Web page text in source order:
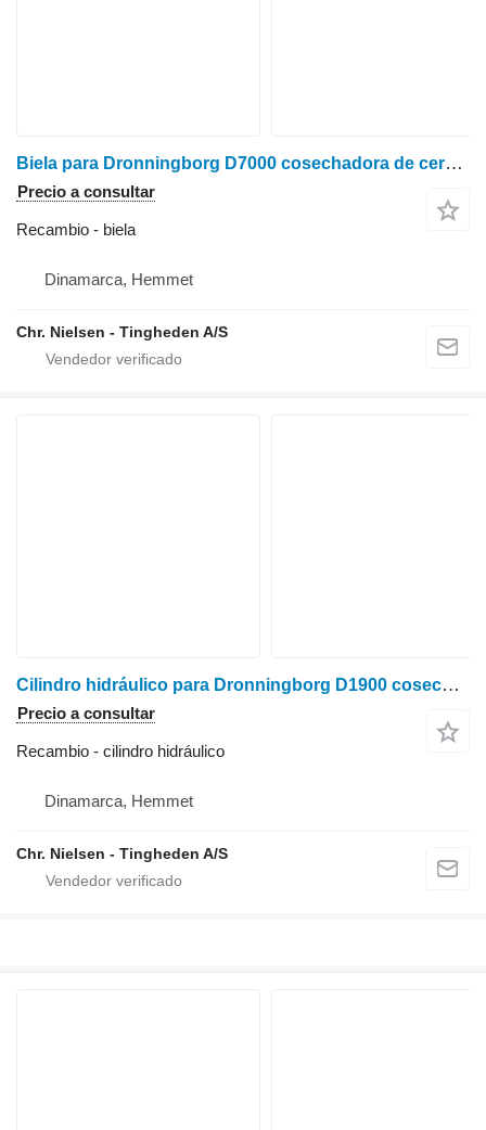
Biela para Dronningborg D7000 cosechadora de cereales
Precio a consultar
Recambio - biela
Dinamarca, Hemmet
Chr. Nielsen - Tingheden A/S
Cilindro hidráulico para Dronningborg D1900 cosechadora
Precio a consultar
Recambio - cilindro hidráulico
Dinamarca, Hemmet
Chr. Nielsen - Tingheden A/S